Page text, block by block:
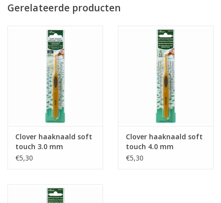
Gerelateerde producten
Clover haaknaald soft
touch 3.0 mm
€5,30
Clover haaknaald soft
touch 4.0 mm
€5,30